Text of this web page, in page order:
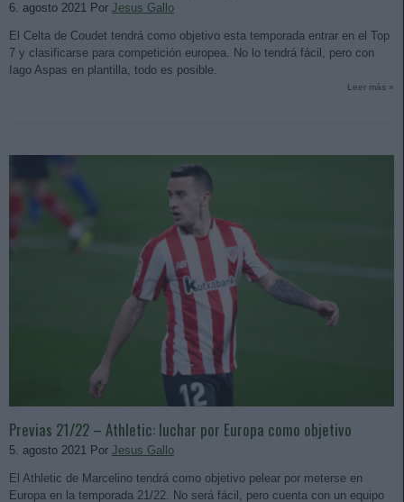
6. agosto 2021 Por Jesus Gallo
El Celta de Coudet tendrá como objetivo esta temporada entrar en el Top
7 y clasificarse para competición europea. No lo tendrá fácil, pero con
Iago Aspas en plantilla, todo es posible.
Leer más »
Previas 21/22 – Athletic: luchar por Europa como objetivo
5. agosto 2021 Por Jesus Gallo
El Athletic de Marcelino tendrá como objetivo pelear por meterse en
Europa en la temporada 21/22. No será fácil, pero cuenta con un equipo